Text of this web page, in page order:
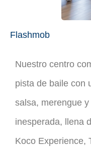
Flashmob
Nuestro centro
pista de baile con
salsa, merengue
inesperada, llena
Koco Experience,